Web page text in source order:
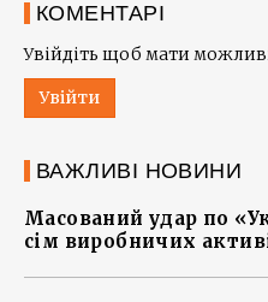
КОМЕНТАРІ
Увійдіть щоб мати
Увійти
ВАЖЛИВІ НОВИНИ
Масований удар по
сім виробничих